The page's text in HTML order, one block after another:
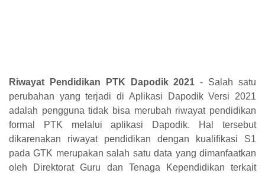
Riwayat Pendidikan PTK Dapodik 2021 - Salah satu
perubahan yang terjadi di Aplikasi Dapodik Versi 2021
adalah pengguna tidak bisa merubah riwayat pendidikan
formal PTK melalui aplikasi Dapodik. Hal tersebut
dikarenakan riwayat pendidikan dengan kualifikasi S1
pada GTK merupakan salah satu data yang dimanfaatkan
oleh Direktorat Guru dan Tenaga Kependidikan terkait